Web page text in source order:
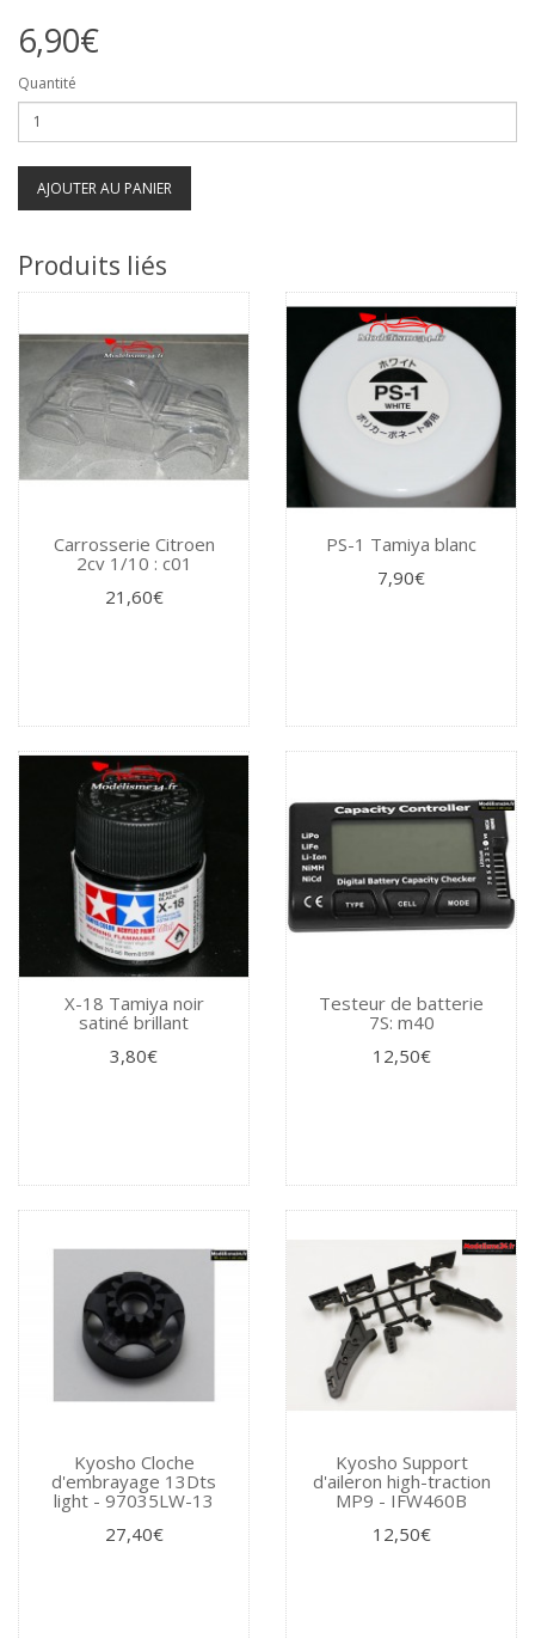
6,90€
Quantité
AJOUTER AU PANIER
Produits liés
Carrosserie Citroen
2cv 1/10 : c01
21,60€
PS-1 Tamiya blanc
7,90€
X-18 Tamiya noir
satiné brillant
3,80€
Testeur de batterie
7S: m40
12,50€
Kyosho Cloche
d'embrayage 13Dts
light - 97035LW-13
27,40€
Kyosho Support
d'aileron high-traction
MP9 - IFW460B
12,50€